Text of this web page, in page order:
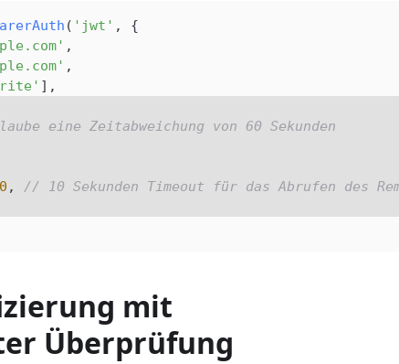
( 'jwt' , {
,
,
],
eine Zeitabweichung von 60 Sekunden
, // 10 Sekunden Timeout für das Abrufen des
mit
Überprüfung